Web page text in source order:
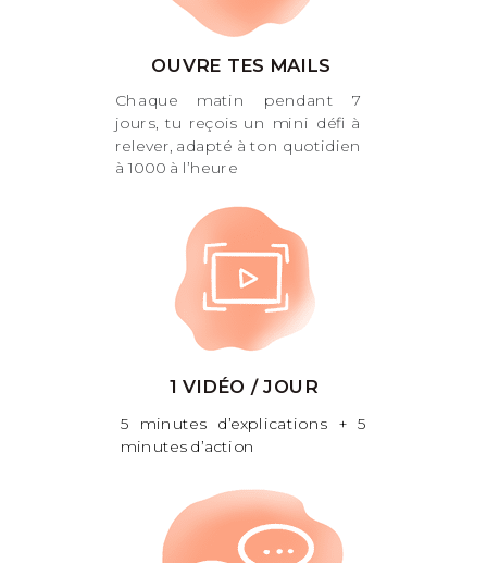
Chaque matin pendant 7
jours, tu reçois un mini défi à
relever, adapté à ton quotidien
à 1000 à l’heure
5 minutes d’explications + 5
minutes d’action
1 VIDÉO / JOUR
OUVRE TES MAILS